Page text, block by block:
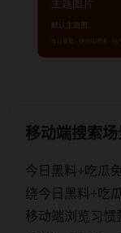
移动端搜索场
今日黑料+吃瓜
绕今日黑料+吃
移动端浏览习惯